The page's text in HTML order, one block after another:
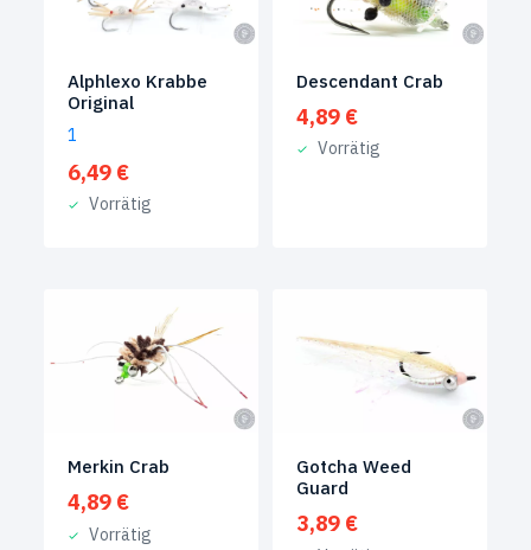
Alphlexo Krabbe
Original
1
6,49 €
Vorrätig
Descendant Crab
4,89 €
Vorrätig
Merkin Crab
4,89 €
Vorrätig
Gotcha Weed
Guard
3,89 €